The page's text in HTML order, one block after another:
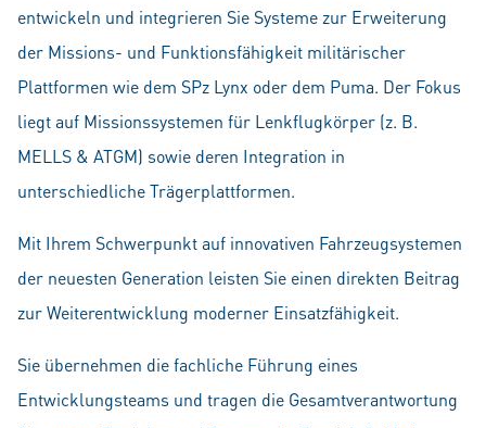
entwickeln und integrieren Sie Systeme zur Erweiterung
der Missions- und Funktionsfähigkeit militärischer
Plattformen wie dem SPz Lynx oder dem Puma. Der Fokus
liegt auf Missionssystemen für Lenkflugkörper (z. B.
MELLS & ATGM) sowie deren Integration in
unterschiedliche Trägerplattformen.
Mit Ihrem Schwerpunkt auf innovativen Fahrzeugsystemen
der neuesten Generation leisten Sie einen direkten Beitrag
zur Weiterentwicklung moderner Einsatzfähigkeit.
Sie übernehmen die fachliche Führung eines
Entwicklungsteams und tragen die Gesamtverantwortung